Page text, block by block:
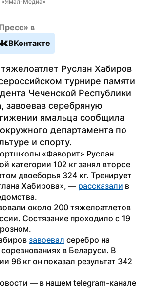
«Ямал-Медиа»
в
ВКонтакте
Руслан Хабиров
турнире памяти
Чеченской Республики
завоевав серебряную
ямальца сообщила
департамента по
и спорту.
«Фаворит» Руслан
категории 102 кг занял второе
двоеборья 324 кг. Тренирует
Хабирова», — рассказали в
около 200 тяжелоатлетов
Состязание проходило с 19
завоевал серебро на
в Беларуси. В
96 кг он показал результат 342